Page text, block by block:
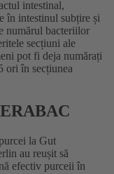
intestinal,
în intestinul subțire și
numărul bacteriilor
secțiuni ale
pot fi deja numărați
ori în secțiunea
la Gut
au reușit să
efectiv purceii în